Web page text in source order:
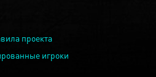
проекта
игроки